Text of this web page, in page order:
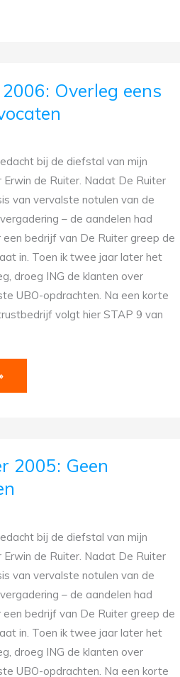
Overleg eens
bij de diefstal van mijn
de Ruiter. Nadat De Ruiter
van vervalste notulen van de
– de aandelen had
een bedrijf van De Ruiter greep de
in. Toen ik twee jaar later het
droeg ING de klanten over
UBO-opdrachten. Na een korte
volgt hier STAP 9 van
2005: Geen
bij de diefstal van mijn
de Ruiter. Nadat De Ruiter
van vervalste notulen van de
– de aandelen had
een bedrijf van De Ruiter greep de
in. Toen ik twee jaar later het
droeg ING de klanten over
UBO-opdrachten. Na een korte